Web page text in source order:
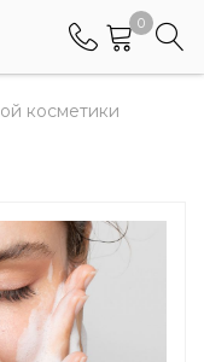
0
косметики